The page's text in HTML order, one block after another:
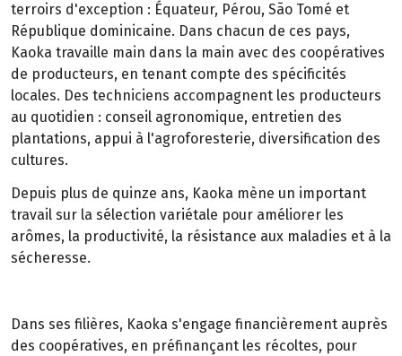
terroirs d'exception : Équateur, Pérou, São Tomé et
République dominicaine. Dans chacun de ces pays,
Kaoka travaille main dans la main avec des coopératives
de producteurs, en tenant compte des spécificités
locales. Des techniciens accompagnent les producteurs
au quotidien : conseil agronomique, entretien des
plantations, appui à l'agroforesterie, diversification des
cultures.
Depuis plus de quinze ans, Kaoka mène un important
travail sur la sélection variétale pour améliorer les
arômes, la productivité, la résistance aux maladies et à la
sécheresse.
Dans ses filières, Kaoka s'engage financièrement auprès
des coopératives, en préfinançant les récoltes, pour